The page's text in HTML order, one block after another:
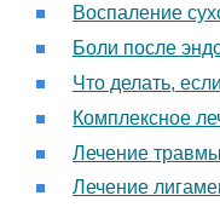
Воспаление
Боли после
Что делать,
Комплексное
Лечение
Лечение